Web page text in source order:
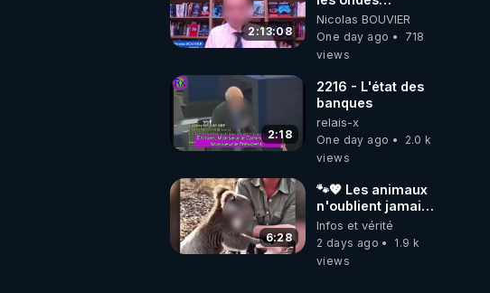
2:13:08
électromagnétiques
par Grégoire
Caustru et Bart de
Nicolas BOUVIER
One day ago
718
views
2:18
2216 - L'état des
banques
relais-x
One day ago
2.0 k
views
6:28
🐾💖 Les animaux
n'oublient jamais
ceux qu'ils
aiment… 🥹❤️
Infos et vérité
2 days ago
1.9 k
views